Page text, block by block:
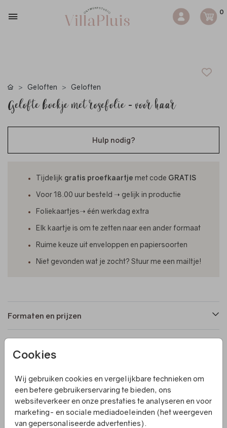
0
Cookies
Wij gebruiken cookies en vergelijkbare technieken om
een betere gebruikerservaring te bieden, ons
websiteverkeer en onze prestaties te analyseren en voor
marketing- en sociale mediadoeleinden (het weergeven
van gepersonaliseerde advertenties).
Geloften Geloften
Gelofte boekje met rosefolie - voor haar
Hulp nodig?
Tijdelijk gratis proefkaartje met code GRATIS
Voor 18.00 uur besteld ➝ gelijk in productie
Foliekaartjes➝ één werkdag extra
Elk kaartje is om te zetten naar een ander formaat
Ruime keuze uit enveloppen en papiersoorten
Niet gevonden wat je zocht? Stuur me een mailtje!
Formaten en prijzen
Productinformatie
Omschrijving
Een dubbele kaart waarin je jouw geloftes kunt doen.
Bevestig een lintje over de lange vouwlijn van de kaart
op de geloftes te bundelen en mooi te kunnen bewaren.